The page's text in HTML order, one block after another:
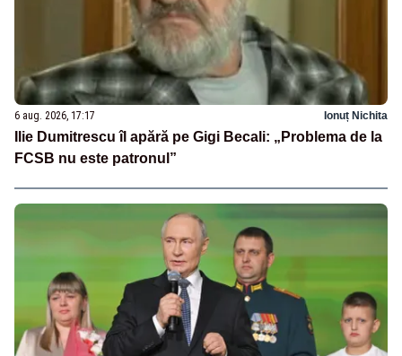
6 aug. 2026, 17:17 Ionuț Nichita
Ilie Dumitrescu îl apără pe Gigi Becali: „Problema de la
FCSB nu este patronul”